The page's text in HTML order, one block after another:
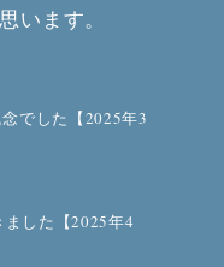
います。
でした【2025年3
した【2025年4